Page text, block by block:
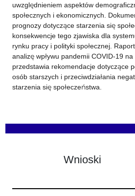
uwzględnieniem aspektów
społecznych i ekonomicznych.
prognozy dotyczące starzenia się
konsekwencje tego zjawiska dla
rynku pracy i polityki społecznej.
analizę wpływu pandemii COVID-19
przedstawia rekomendacje dotyczące
osób starszych i przeciwdziałania
starzenia się społeczeństwa.
Wnioski